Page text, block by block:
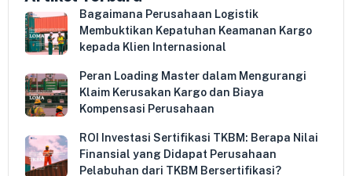
Bagaimana Perusahaan Logistik
Membuktikan Kepatuhan Keamanan Kargo
kepada Klien Internasional
Peran Loading Master dalam Mengurangi
Klaim Kerusakan Kargo dan Biaya
Kompensasi Perusahaan
ROI Investasi Sertifikasi TKBM: Berapa Nilai
Finansial yang Didapat Perusahaan
Pelabuhan dari TKBM Bersertifikasi?